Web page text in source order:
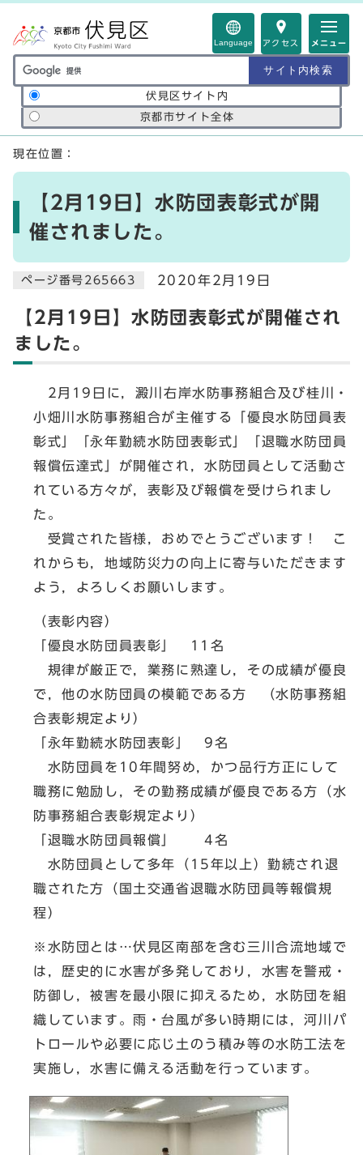
Language アクセス メニュー
サイト内検索の範囲
伏見区サイト内
京都市サイト全体
ここから本文です
現在位置：
【2月19日】水防団表彰式が開
催されました。
ページ番号265663 2020年2月19日
【2月19日】水防団表彰式が開催され
ました。
2月19日に，澱川右岸水防事務組合及び桂川・
小畑川水防事務組合が主催する「優良水防団員表
彰式」「永年勤続水防団表彰式」「退職水防団員
報償伝達式」が開催され，水防団員として活動さ
れている方々が，表彰及び報償を受けられまし
た。
受賞された皆様，おめでとうございます！ こ
れからも，地域防災力の向上に寄与いただきます
よう，よろしくお願いします。
（表彰内容）
「優良水防団員表彰」 11名
規律が厳正で，業務に熟達し，その成績が優良
で，他の水防団員の模範である方 （水防事務組
合表彰規定より）
「永年勤続水防団表彰」 9名
水防団員を10年間努め，かつ品行方正にして
職務に勉励し，その勤務成績が優良である方（水
防事務組合表彰規定より）
「退職水防団員報償」 4名
水防団員として多年（15年以上）勤続され退
職された方（国土交通省退職水防団員等報償規
程）
※水防団とは…伏見区南部を含む三川合流地域で
は，歴史的に水害が多発しており，水害を警戒・
防御し，被害を最小限に抑えるため，水防団を組
織しています。雨・台風が多い時期には，河川パ
トロールや必要に応じ土のう積み等の水防工法を
実施し，水害に備える活動を行っています。